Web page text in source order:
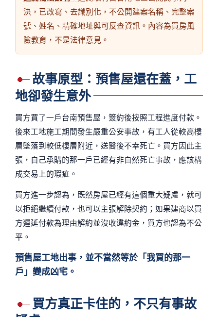
決，已改寫、去識別化，不公開建案名稱、完整案
號、姓名、精確地址與可反查資訊。內容為買房風
險教育，不是法律意見。
故事原型：預售屋還在蓋，工
地卻發生意外
買方買了一戶台南預售屋，簽約後按照工程進度付款。
後來工地施工期間發生嚴重公安事故，有工人從較高樓
層墜落到較低樓層附近，送醫後不幸死亡。買方因此主
張，自己承購的那一戶已經有非自然死亡事故，應該構
成交易上的瑕疵。
買方進一步認為，既然房屋已經有這個重大疑慮，就可
以拒絕繼續付款，也可以主張解除契約；如果建商以買
方遲延付款為理由解約並沒收違約金，買方也認為不公
平。
預售屋工地出事，並不當然等於「我買的那一
戶」變成凶宅。
買方真正卡住的，不只有事故